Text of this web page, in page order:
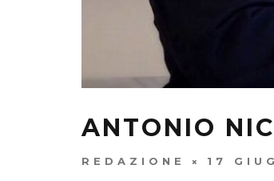
ANTONIO
REDAZIONE 17